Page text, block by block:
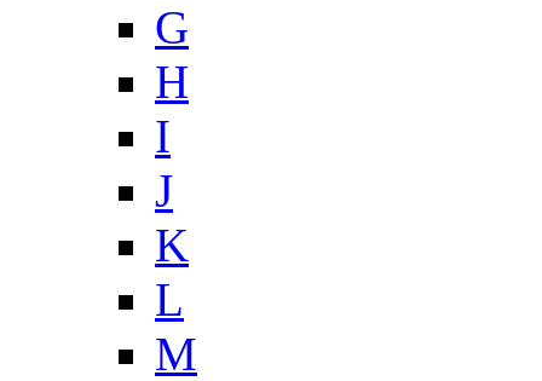
G
H
I
J
K
L
M